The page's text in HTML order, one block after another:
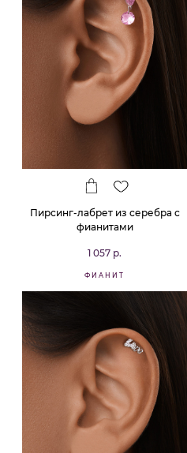
Пирсинг-лабрет из серебра с
фианитами
1 057 р.
ФИАНИТ